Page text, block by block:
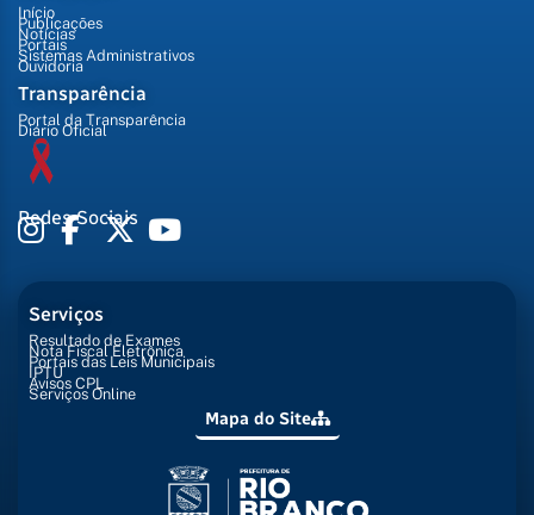
Início
Publicações
Notícias
Portais
Sistemas Administrativos
Ouvidoria
Transparência
Portal da Transparência
Diário Oficial
Redes Sociais
Serviços
Resultado de Exames
Nota Fiscal Eletrônica
Portais das Leis Municipais
IPTU
Avisos CPL
Serviços Online
Mapa do Site